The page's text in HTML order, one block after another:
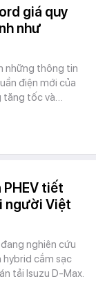
giá quy
như
những thông tin
điện mới của
tăng tốc và…
PHEV tiết
người Việt
nghiên cứu
hybrid cắm sạc
tải Isuzu D-Max.